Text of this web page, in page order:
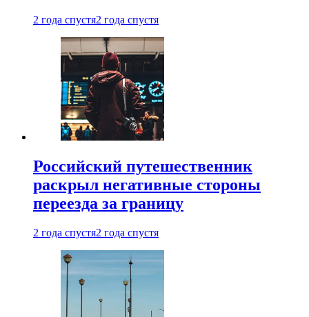
2 года спустя2 года спустя
Российский путешественник
раскрыл негативные стороны
переезда за границу
2 года спустя2 года спустя